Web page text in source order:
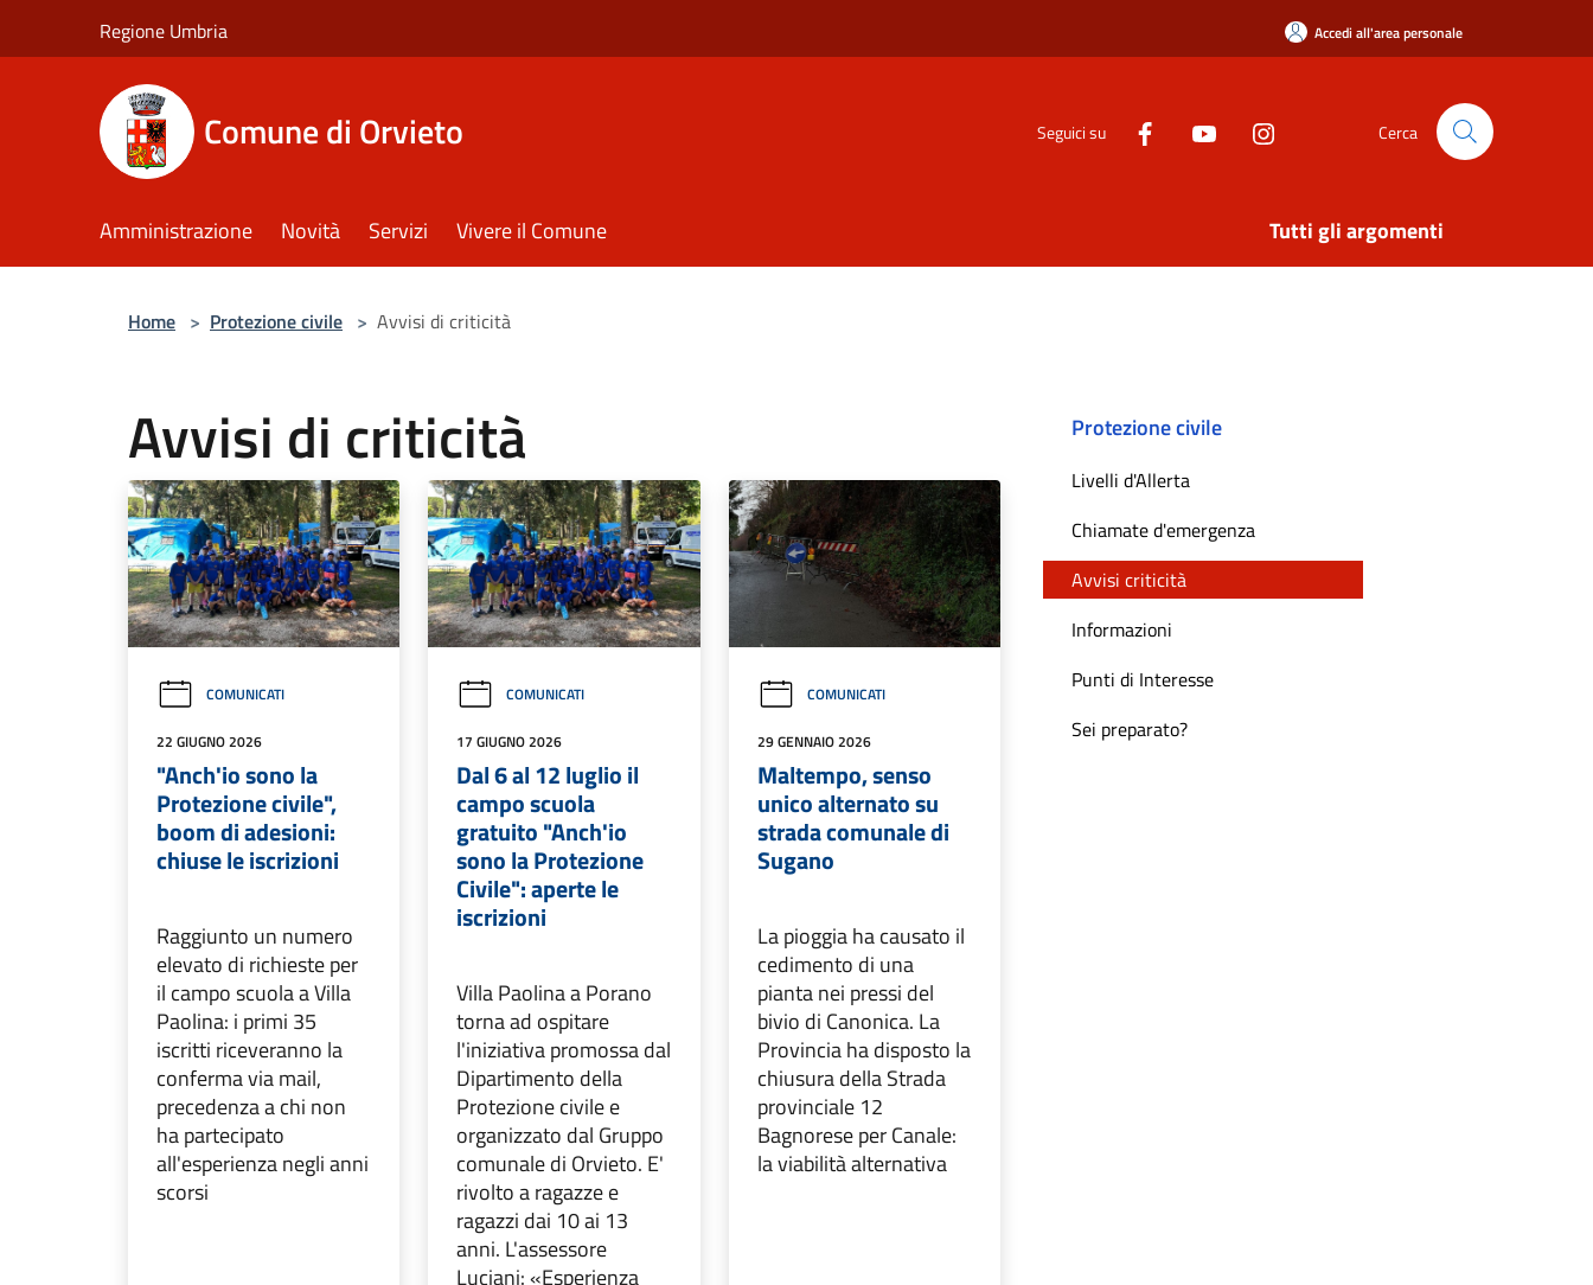
Regione Umbria Accedi all'area personale
Comune di Orvieto Seguici su Cerca
Amministrazione Novità Servizi Vivere il Comune Tutti gli argomenti
Home > Protezione civile > Avvisi di criticità
Avvisi di criticità
COMUNICATI
22 GIUGNO 2026
"Anch'io sono la
Protezione civile",
boom di adesioni:
chiuse le iscrizioni
Raggiunto un numero
elevato di richieste per
il campo scuola a Villa
Paolina: i primi 35
iscritti riceveranno la
conferma via mail,
precedenza a chi non
ha partecipato
all'esperienza negli anni
scorsi
COMUNICATI
17 GIUGNO 2026
Dal 6 al 12 luglio il
campo scuola
gratuito "Anch'io
sono la Protezione
Civile": aperte le
iscrizioni
Villa Paolina a Porano
torna ad ospitare
l'iniziativa promossa dal
Dipartimento della
Protezione civile e
organizzato dal Gruppo
comunale di Orvieto. E'
rivolto a ragazze e
ragazzi dai 10 ai 13
anni. L'assessore
Luciani: «Esperienza
COMUNICATI
29 GENNAIO 2026
Maltempo, senso
unico alternato su
strada comunale di
Sugano
La pioggia ha causato il
cedimento di una
pianta nei pressi del
bivio di Canonica. La
Provincia ha disposto la
chiusura della Strada
provinciale 12
Bagnorese per Canale:
la viabilità alternativa
Protezione civile
Livelli d'Allerta
Chiamate d'emergenza
Avvisi criticità
Informazioni
Punti di Interesse
Sei preparato?